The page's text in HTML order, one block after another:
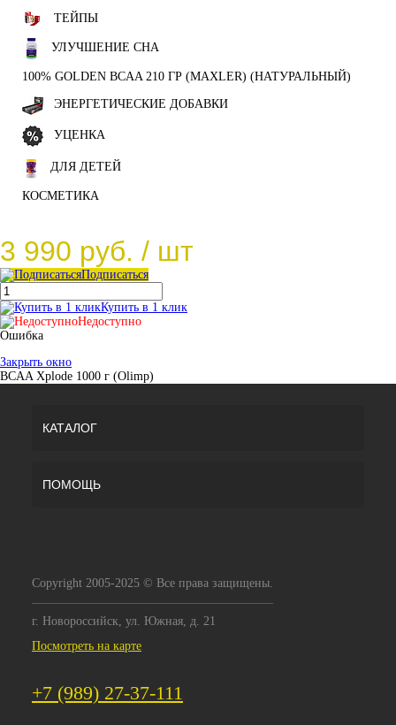
ТЕЙПЫ
УЛУЧШЕНИЕ СНА
100% GOLDEN BCAA 210 ГР (MAXLER) (НАТУРАЛЬНЫЙ)
ЭНЕРГЕТИЧЕСКИЕ ДОБАВКИ
УЦЕНКА
ДЛЯ ДЕТЕЙ
КОСМЕТИКА
3 990 руб. / шт
Подписаться
Купить в 1 клик
Недоступно
Ошибка
Закрыть окно
BCAA Xplode 1000 г (Olimp)
КАТАЛОГ
ПОМОЩЬ
Copyright 2005-2025 © Все права защищены.
г. Новороссийск, ул. Южная, д. 21
Посмотреть на карте
+7 (989) 27-37-111